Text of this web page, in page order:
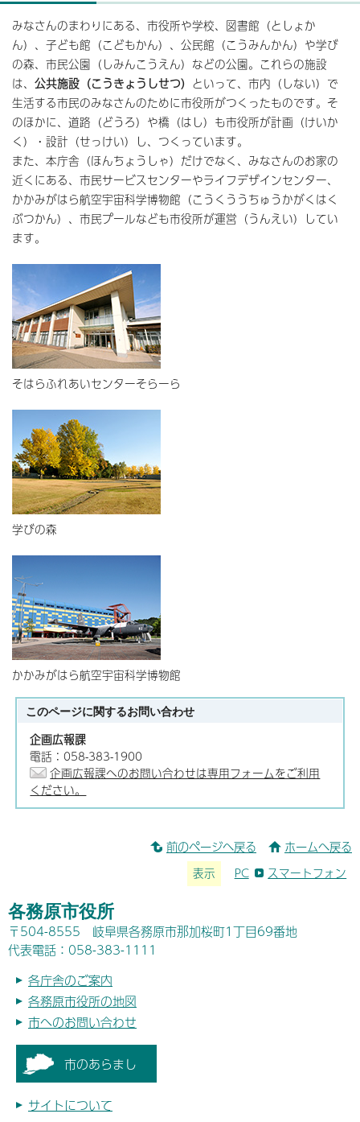
みなさんのまわりにある、市役所や学校、図書館（としょか
ん）、子ども館（こどもかん）、公民館（こうみんかん）や学び
の森、市民公園（しみんこうえん）などの公園。これらの施設
は、 公共施設（こうきょうしせつ） といって、市内（しない）で
生活する市民のみなさんのために市役所がつくったものです。そ
のほかに、道路（どうろ）や橋（はし）も市役所が計画（けいか
く）・設計（せっけい）し、つくっています。
また、本庁舎（ほんちょうしゃ）だけでなく、みなさんのお家の
近くにある、市民サービスセンターやライフデザインセンター、
かかみがはら航空宇宙科学博物館（こうくううちゅうかがくはく
ぶつかん）、市民プールなども市役所が運営（うんえい）してい
ます。
そはらふれあいセンターそらーら
学びの森
かかみがはら航空宇宙科学博物館
このページに関するお問い合わせ
企画広報課
電話：058-383-1900
企画広報課へのお問い合わせは専用フォームをご利用
ください。
前のページへ戻る ホームへ戻る
表示 PC スマートフォン
各務原市役所
〒504-8555 岐阜県各務原市那加桜町1丁目69番地
代表電話：058-383-1111
各庁舎のご案内
各務原市役所の地図
市へのお問い合わせ
市のあらまし
サイトについて